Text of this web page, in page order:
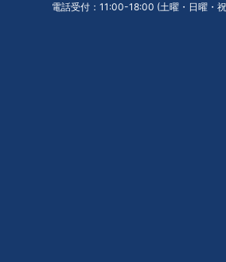
電話受付：11:00-18:00 (土曜・日曜・